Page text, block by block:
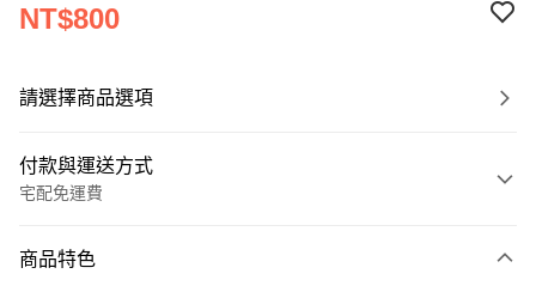
NT$800
請選擇商品選項
付款與運送方式
宅配免運費
信用卡一次付款
商品特色